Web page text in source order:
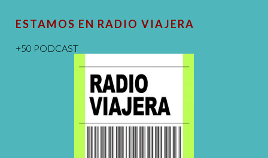
ESTAMOS EN RADIO VIAJERA
+50 PODCAST